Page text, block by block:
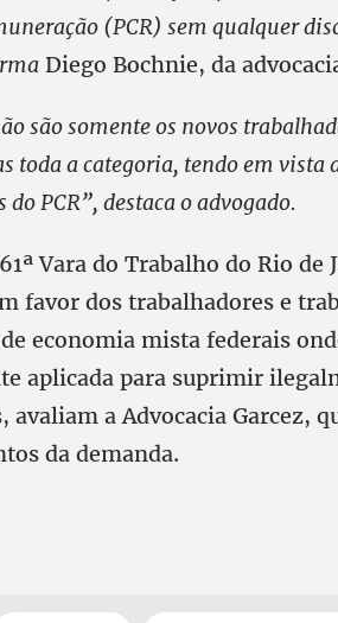
(PCR) sem qualquer
Diego Bochnie, da
são somente os novos
toda a categoria, tendo em vista
do PCR”, destaca o advogado.
Vara do Trabalho do Rio
favor dos trabalhadores e
economia mista federais
aplicada para suprimir
avaliam a Advocacia Garcez,
da demanda.